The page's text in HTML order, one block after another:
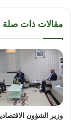
مقالات ذات صلة
وزير الشؤون